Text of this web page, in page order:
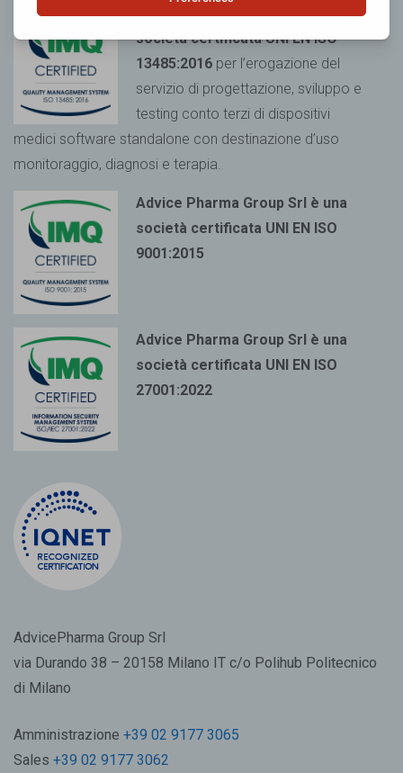
Advice Pharma Group Srl è una
società certificata UNI EN ISO
13485:2016 per l’erogazione del
servizio di progettazione, sviluppo e
testing conto terzi di dispositivi
medici software standalone con destinazione d’uso
monitoraggio, diagnosi e terapia.
Advice Pharma Group Srl è una
società certificata UNI EN ISO
9001:2015
Advice Pharma Group Srl è una
società certificata UNI EN ISO
27001:2022
AdvicePharma Group Srl
via Durando 38 – 20158 Milano IT c/o Polihub Politecnico
di Milano
Amministrazione +39 02 9177 3065
Sales +39 02 9177 3062